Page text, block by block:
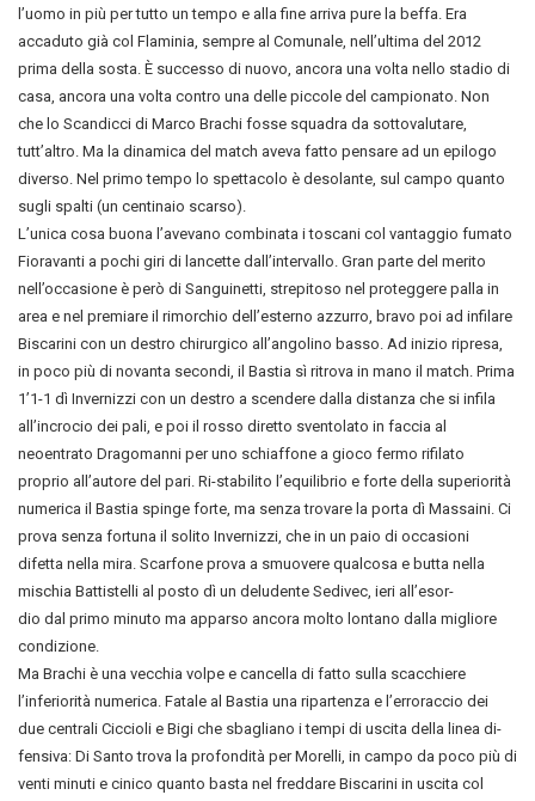
l’uomo in più per tutto un tempo e alla fine arriva pure la beffa. Era
accaduto già col Flaminia, sempre al Comunale, nell’ultima del 2012
prima della sosta. È successo di nuovo, ancora una volta nello stadio di
casa, ancora una volta contro una delle piccole del campionato. Non
che lo Scandicci di Marco Brachi fosse squadra da sottovalutare,
tutt’altro. Ma la dinamica del match aveva fatto pensare ad un epilogo
diverso. Nel primo tempo lo spettacolo è desolante, sul campo quanto
sugli spalti (un centinaio scarso).
L’unica cosa buona l’avevano combinata i toscani col vantaggio fumato
Fioravanti a pochi giri di lancette dall’intervallo. Gran parte del merito
nell’occasione è però di Sanguinetti, strepitoso nel proteggere palla in
area e nel premiare il rimorchio dell’esterno azzurro, bravo poi ad infilare
Biscarini con un destro chirurgico all’angolino basso. Ad inizio ripresa,
in poco più di novanta secondi, il Bastia sì ritrova in mano il match. Prima
1’1-1 dì Invernizzi con un destro a scendere dalla distanza che si infila
all’incrocio dei pali, e poi il rosso diretto sventolato in faccia al
neoentrato Dragomanni per uno schiaffone a gioco fermo rifilato
proprio all’autore del pari. Ri-stabilito l’equilibrio e forte della superiorità
numerica il Bastia spinge forte, ma senza trovare la porta dì Massaini. Ci
prova senza fortuna il solito Invernizzi, che in un paio di occasioni
difetta nella mira. Scarfone prova a smuovere qualcosa e butta nella
mischia Battistelli al posto dì un deludente Sedivec, ieri all’esor-
dio dal primo minuto ma apparso ancora molto lontano dalla migliore
condizione.
Ma Brachi è una vecchia volpe e cancella di fatto sulla scacchiere
l’inferiorità numerica. Fatale al Bastia una ripartenza e l’erroraccio dei
due centrali Ciccioli e Bigi che sbagliano i tempi di uscita della linea di-
fensiva: Di Santo trova la profondità per Morelli, in campo da poco più di
venti minuti e cinico quanto basta nel freddare Biscarini in uscita col